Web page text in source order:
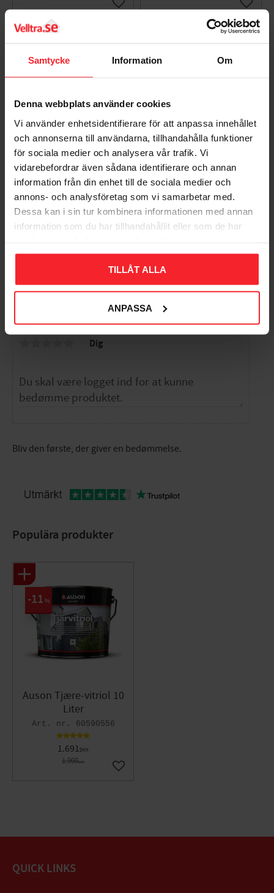
Samtycke Information Om
Denna webbplats använder cookies
Vi använder enhetsidentifierare för att anpassa innehållet
och annonserna till användarna, tillhandahålla funktioner
för sociala medier och analysera vår trafik. Vi
vidarebefordrar även sådana identifierare och annan
information från din enhet till de sociala medier och
annons- och analysföretag som vi samarbetar med.
Dessa kan i sin tur kombinera informationen med annan
information som du har tillhandahållit eller som de har
TILLÅT ALLA
ANPASSA
Dig
Bliv den første, der giver en bedømmelse.
Gem som favorit Gem
Vægarmatur Asker
Downlight LED 5,4W
220-240V 3000K Sort
Norlys 1726B
Produktblad
7042891726068
Gem som favorit
Populära produkter
Auson Tjære-vitriol 10
Liter
60590556
1.691DKK
1.900DKK
11 %
Gem som favorit
QUICK LINKS